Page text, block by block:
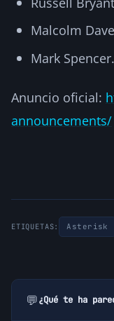
Malcolm
Mark Spencer.
Anuncio oficial:
announcements/
ETIQUETAS: Asterisk
💬¿Qué te ha